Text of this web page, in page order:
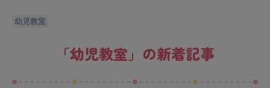
幼児教室
「幼児教室 」の新着記事